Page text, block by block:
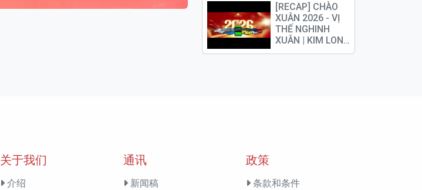
CHO DN VẬN TẢI
HÀNH KHÁCH
[RECAP] CHÀO
XUÂN 2026 - VỊ
THẾ NGHINH
XUÂN | KIM LONG
MOTOR
关于我们
介绍
通讯
新闻稿
政策
条款和条件